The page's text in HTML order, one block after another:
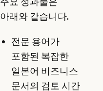
아래와 같습니다.
전문 용어가
포함된 복잡한
일본어 비즈니스
문서의 검토 시간